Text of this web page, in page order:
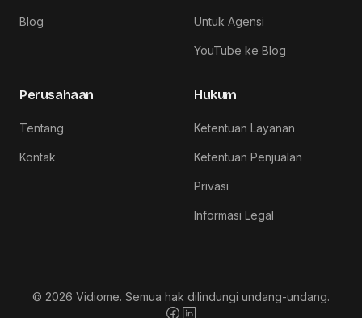
Blog Untuk Agensi
YouTube ke Blog
Perusahaan
Tentang
Kontak
Hukum
Ketentuan Layanan
Ketentuan Penjualan
Privasi
Informasi Legal
© 2026 Vidiome. Semua hak dilindungi undang-undang.